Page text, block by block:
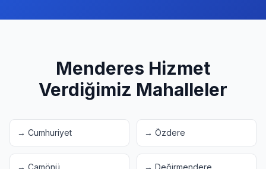
Menderes Hizmet
Verdiğimiz Mahalleler
→ Cumhuriyet → Özdere
→ Çamönü → Değirmendere